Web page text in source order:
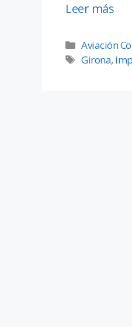
Leer más
Aviación
Girona,